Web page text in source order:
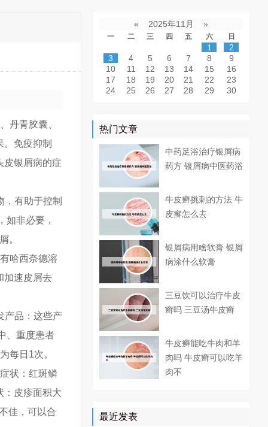
丹青胶囊、
免疫抑制
皮银屑病的症
有助于控制
如非必要，
。
哈西奈德溶
加速皮屑去
产品：这些产
、重度患者
每日1次。
状：红斑鳞
：皮疹面积大
佳，可以合
« 2025年11月 »
一 二 三 四 五 六 日
1
2
3
4 5 6 7 8
9
10
11 12 13 14 15
16
17
18 19 20 21 22
23
24
25 26 27 28 29 30
热门文章
中药足浴治疗银屑病
药方 银屑病中医药浴
牛皮癣挑刺的方法 牛
皮癣怎么去
银屑病用啥软膏 银屑
病涂什么软膏
三豆饮可以治疗牛皮
癣吗 三豆汤牛皮癣
牛皮癣能吃牛肉和羊
肉吗 牛皮癣可以吃羊
肉不
最近发表